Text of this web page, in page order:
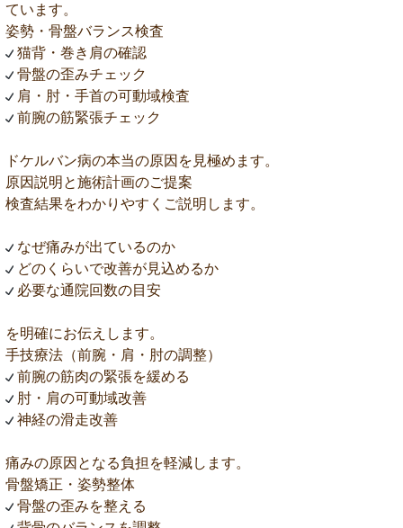
ています。
姿勢・骨盤バランス検査
猫背・巻き肩の確認
骨盤の歪みチェック
肩・肘・手首の可動域検査
前腕の筋緊張チェック
ドケルバン病の本当の原因を見極めます。
原因説明と施術計画のご提案
検査結果をわかりやすくご説明します。
なぜ痛みが出ているのか
どのくらいで改善が見込めるか
必要な通院回数の目安
を明確にお伝えします。
手技療法（前腕・肩・肘の調整）
前腕の筋肉の緊張を緩める
肘・肩の可動域改善
神経の滑走改善
痛みの原因となる負担を軽減します。
骨盤矯正・姿勢整体
骨盤の歪みを整える